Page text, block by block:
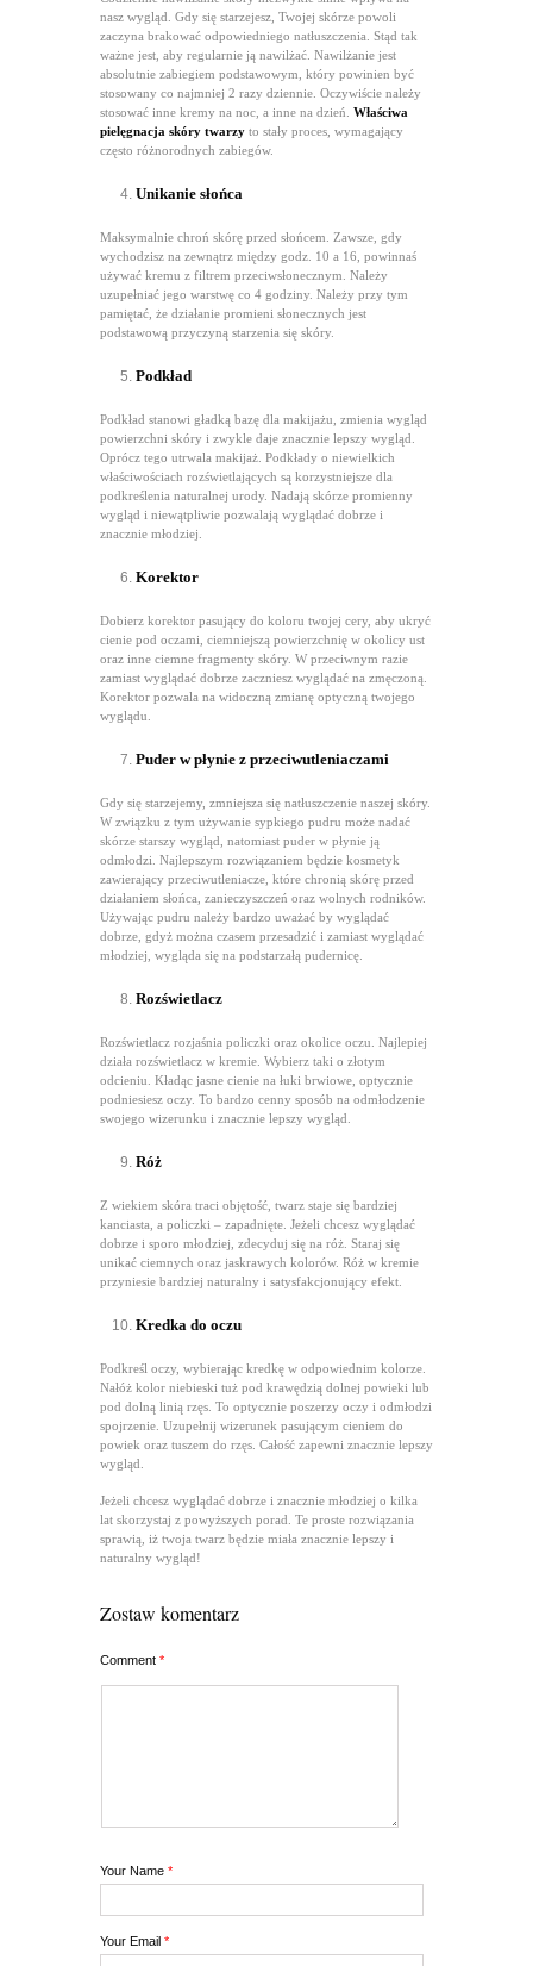
nasz wygląd. Gdy się starzejesz, Twojej skórze powoli
zaczyna brakować odpowiedniego natłuszczenia. Stąd tak
ważne jest, aby regularnie ją nawilżać. Nawilżanie jest
absolutnie zabiegiem podstawowym, który powinien być
stosowany co najmniej 2 razy dziennie. Oczywiście należy
stosować inne kremy na noc, a inne na dzień. Właściwa
pielęgnacja skóry twarzy to stały proces, wymagający
często różnorodnych zabiegów.
Unikanie słońca
Maksymalnie chroń skórę przed słońcem. Zawsze, gdy
wychodzisz na zewnątrz między godz. 10 a 16, powinnaś
używać kremu z filtrem przeciwsłonecznym. Należy
uzupełniać jego warstwę co 4 godziny. Należy przy tym
pamiętać, że działanie promieni słonecznych jest
podstawową przyczyną starzenia się skóry.
Podkład
Podkład stanowi gładką bazę dla makijażu, zmienia wygląd
powierzchni skóry i zwykle daje znacznie lepszy wygląd.
Oprócz tego utrwala makijaż. Podkłady o niewielkich
właściwościach rozświetlających są korzystniejsze dla
podkreślenia naturalnej urody. Nadają skórze promienny
wygląd i niewątpliwie pozwalają wyglądać dobrze i
znacznie młodziej.
Korektor
Dobierz korektor pasujący do koloru twojej cery, aby ukryć
cienie pod oczami, ciemniejszą powierzchnię w okolicy ust
oraz inne ciemne fragmenty skóry. W przeciwnym razie
zamiast wyglądać dobrze zaczniesz wyglądać na zmęczoną.
Korektor pozwala na widoczną zmianę optyczną twojego
wyglądu.
Puder w płynie z przeciwutleniaczami
Gdy się starzejemy, zmniejsza się natłuszczenie naszej skóry.
W związku z tym używanie sypkiego pudru może nadać
skórze starszy wygląd, natomiast puder w płynie ją
odmłodzi. Najlepszym rozwiązaniem będzie kosmetyk
zawierający przeciwutleniacze, które chronią skórę przed
działaniem słońca, zanieczyszczeń oraz wolnych rodników.
Używając pudru należy bardzo uważać by wyglądać
dobrze, gdyż można czasem przesadzić i zamiast wyglądać
młodziej, wygląda się na podstarzałą pudernicę.
Rozświetlacz
Rozświetlacz rozjaśnia policzki oraz okolice oczu. Najlepiej
działa rozświetlacz w kremie. Wybierz taki o złotym
odcieniu. Kładąc jasne cienie na łuki brwiowe, optycznie
podniesiesz oczy. To bardzo cenny sposób na odmłodzenie
swojego wizerunku i znacznie lepszy wygląd.
Róż
Z wiekiem skóra traci objętość, twarz staje się bardziej
kanciasta, a policzki – zapadnięte. Jeżeli chcesz wyglądać
dobrze i sporo młodziej, zdecyduj się na róż. Staraj się
unikać ciemnych oraz jaskrawych kolorów. Róż w kremie
przyniesie bardziej naturalny i satysfakcjonujący efekt.
Kredka do oczu
Podkreśl oczy, wybierając kredkę w odpowiednim kolorze.
Nałóż kolor niebieski tuż pod krawędzią dolnej powieki lub
pod dolną linią rzęs. To optycznie poszerzy oczy i odmłodzi
spojrzenie. Uzupełnij wizerunek pasującym cieniem do
powiek oraz tuszem do rzęs. Całość zapewni znacznie lepszy
wygląd.
Jeżeli chcesz wyglądać dobrze i znacznie młodziej o kilka
lat skorzystaj z powyższych porad. Te proste rozwiązania
sprawią, iż twoja twarz będzie miała znacznie lepszy i
naturalny wygląd!
Zostaw komentarz
Comment *
Your Name *
Your Email *